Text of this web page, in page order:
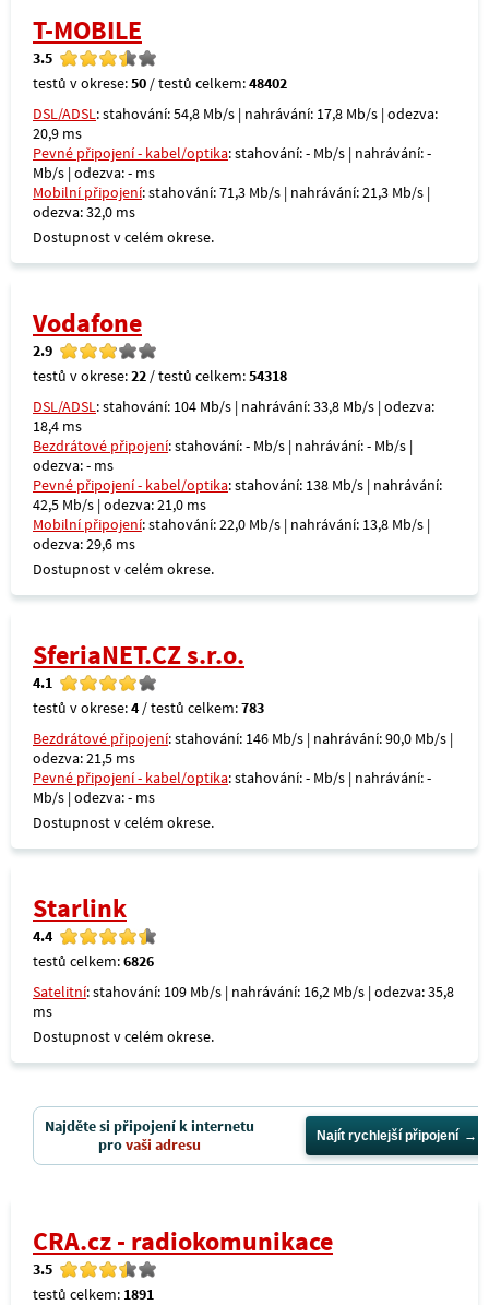
T-MOBILE
3.5
testů v okrese:50 / testů celkem:48402
DSL/ADSL: stahování: 54,8 Mb/s | nahrávání: 17,8 Mb/s | odezva:
20,9 ms
Pevné připojení - kabel/optika: stahování: - Mb/s | nahrávání: -
Mb/s | odezva: - ms
Mobilní připojení: stahování: 71,3 Mb/s | nahrávání: 21,3 Mb/s |
odezva: 32,0 ms
Dostupnost v celém okrese.
Vodafone
2.9
testů v okrese:22 / testů celkem:54318
DSL/ADSL: stahování: 104 Mb/s | nahrávání: 33,8 Mb/s | odezva:
18,4 ms
Bezdrátové připojení: stahování: - Mb/s | nahrávání: - Mb/s |
odezva: - ms
Pevné připojení - kabel/optika: stahování: 138 Mb/s | nahrávání:
42,5 Mb/s | odezva: 21,0 ms
Mobilní připojení: stahování: 22,0 Mb/s | nahrávání: 13,8 Mb/s |
odezva: 29,6 ms
Dostupnost v celém okrese.
SferiaNET.CZ s.r.o.
4.1
testů v okrese:4 / testů celkem:783
Bezdrátové připojení: stahování: 146 Mb/s | nahrávání: 90,0 Mb/s |
odezva: 21,5 ms
Pevné připojení - kabel/optika: stahování: - Mb/s | nahrávání: -
Mb/s | odezva: - ms
Dostupnost v celém okrese.
Starlink
4.4
testů celkem:6826
Satelitní: stahování: 109 Mb/s | nahrávání: 16,2 Mb/s | odezva: 35,8
ms
Dostupnost v celém okrese.
Najděte si připojení k internetu
provaši adresu Najít rychlejší připojení
CRA.cz - radiokomunikace
3.5
testů celkem: 1891